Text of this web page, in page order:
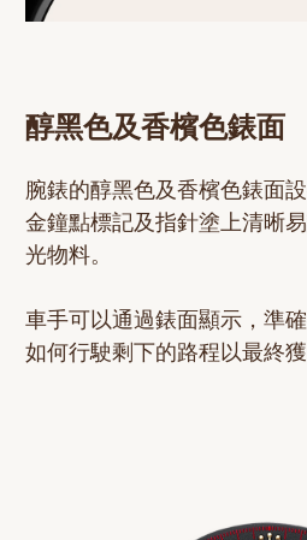
醇黑色及香檳色錶面
腕錶的醇黑色及香檳色錶面
金鐘點標記及指針塗上清晰
光物料。
車手可以通過錶面顯示，準
如何行駛剩下的路程以最終獲